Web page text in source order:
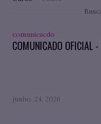
comunicacdo
COMUNICADO OFICIAL
junho. 24, 2026